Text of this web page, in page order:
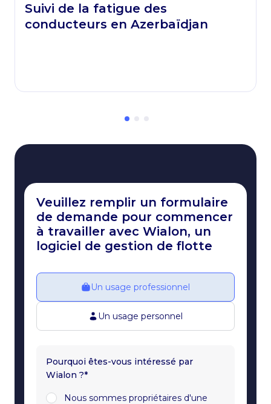
Suivi de la fatigue des
conducteurs en Azerbaïdjan
Veuillez remplir un formulaire
de demande pour commencer
à travailler avec Wialon, un
logiciel de gestion de flotte
Un usage professionnel
Un usage personnel
Pourquoi êtes-vous intéressé par
Wialon ?*
Nous sommes propriétaires d'une